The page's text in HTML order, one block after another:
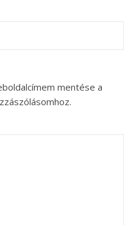
mentése a